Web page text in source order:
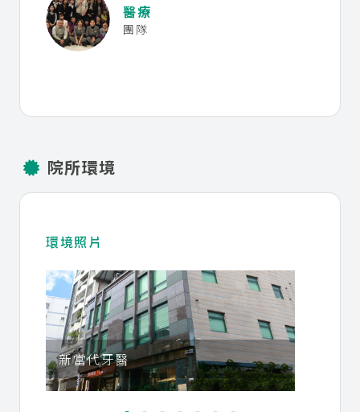
醫療
團隊
院所環境
環境照片
新當代牙醫